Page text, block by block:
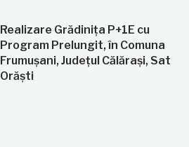
Realizare Grădinița P+1E cu
Program Prelungit, în Comuna
Frumușani, Județul Călărași, Sat
Orăști